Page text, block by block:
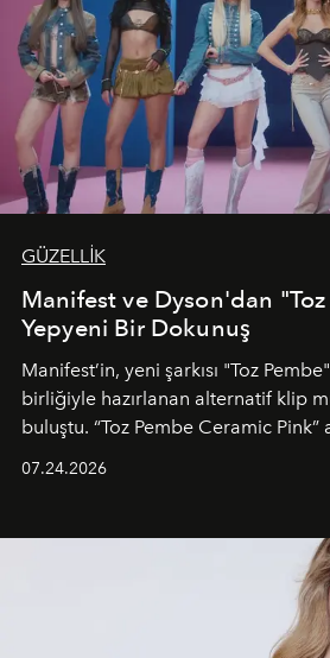
GÜZELLİK
Manifest ve Dyson'dan
Yepyeni Bir Dokunuş
Manifest’in, yeni şarkısı "Toz
birliğiyle hazırlanan alternatif klip
buluştu. “Toz Pembe Ceramic Pink”
unsurlarından biri olarak öne
07.24.2026